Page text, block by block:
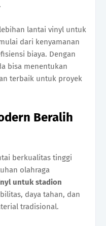
lantai vinyl untuk
dari kenyamanan
biaya. Dengan
bisa menentukan
terbaik untuk proyek
Beralih
berkualitas tinggi
olahraga
untuk stadion
daya tahan, dan
tradisional.